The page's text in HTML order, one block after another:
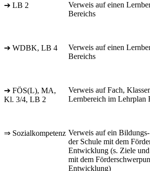
➔ LB 2
Verweis auf einen
Bereichs
➔ WDBK, LB 4
Verweis auf einen
Bereichs
➔ FÖS(L), MA,
Kl. 3/4, LB 2
Verweis auf Fach,
Lernbereich im Lehrplan
⇒ Sozialkompetenz Verweis auf ein
der Schule mit dem
Entwicklung (s. Ziele
mit dem
Entwicklung)